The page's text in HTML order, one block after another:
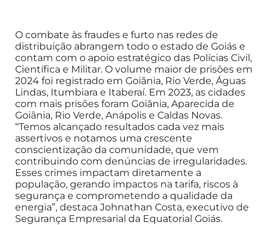
O combate às fraudes e furto nas redes de
distribuição abrangem todo o estado de Goiás e
contam com o apoio estratégico das Polícias Civil,
Científica e Militar. O volume maior de prisões em
2024 foi registrado em Goiânia, Rio Verde, Águas
Lindas, Itumbiara e Itaberaí. Em 2023, as cidades
com mais prisões foram Goiânia, Aparecida de
Goiânia, Rio Verde, Anápolis e Caldas Novas.
“Temos alcançado resultados cada vez mais
assertivos e notamos uma crescente
conscientização da comunidade, que vem
contribuindo com denúncias de irregularidades.
Esses crimes impactam diretamente a
população, gerando impactos na tarifa, riscos à
segurança e comprometendo a qualidade da
energia”, destaca Johnathan Costa, executivo de
Segurança Empresarial da Equatorial Goiás.